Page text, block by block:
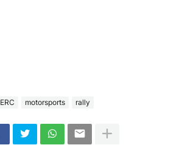
ERC motorsports rally